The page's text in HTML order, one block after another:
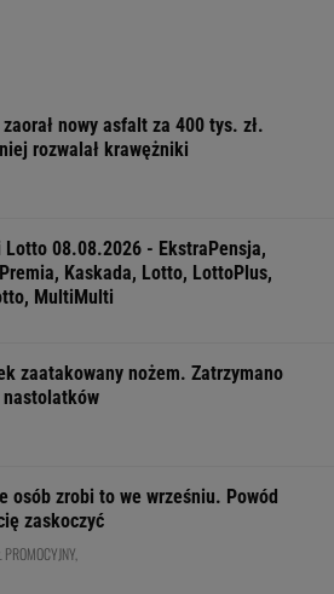
nowy asfalt za 400 tys. zł.
rozwalał krawężniki
Lotto 08.08.2026 - EkstraPensja,
Kaskada, Lotto, LottoPlus,
MultiMulti
zaatakowany nożem. Zatrzymano
nastolatków
osób zrobi to we wrześniu. Powód
zaskoczyć